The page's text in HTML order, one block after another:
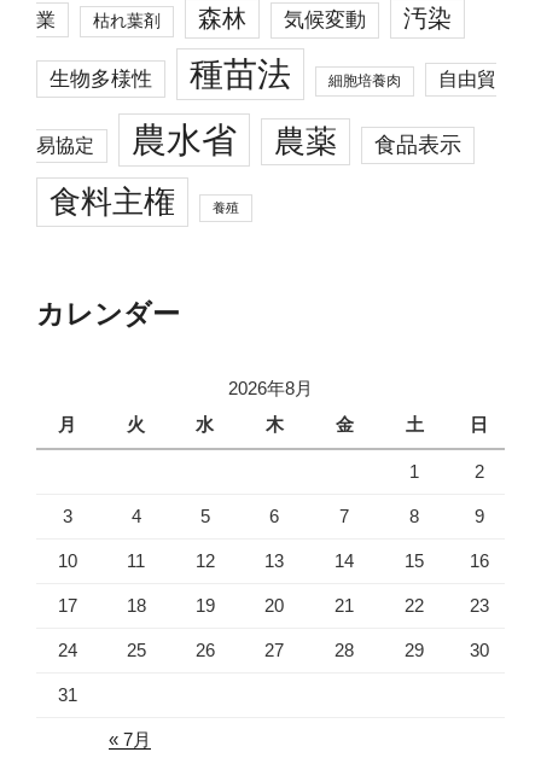
業 枯れ葉剤 森林 気候変動 汚染
生物多様性 種苗法 細胞培養肉 自由貿
易協定 農水省 農薬 食品表示
食料主権 養殖
カレンダー
2026年8月
月
火 水 木 金 土 日
1 2
3 4 5 6 7 8 9
10 11 12 13 14 15 16
17 18 19 20 21 22 23
24 25 26 27 28 29 30
31
« 7月